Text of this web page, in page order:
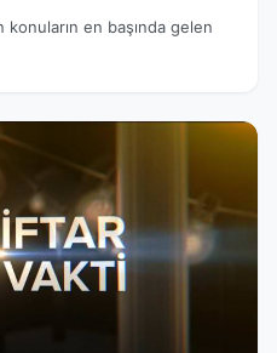
konuların en başında gelen